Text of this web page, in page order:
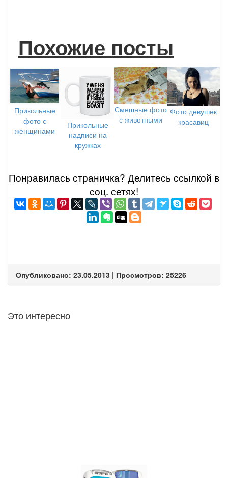
Похожие посты
Прикольные
фото с
женщинами
Прикольные
надписи на
кружках
Смешные фото
с животными
Фото девушек
красавиц
Понравилась страничка? Делитеcь ссылкой в
соц. сетях!
Опубликовано: 23.05.2013 | Просмотров: 25226
Это интересно